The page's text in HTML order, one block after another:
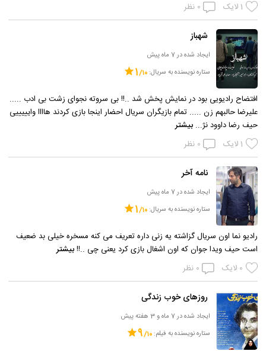
1لایک 0 نظر
شهباز
ایجاد شده در 7 ماه پیش
ستاره نویسنده به سریال:
1
افتضاح رادیویی بود در نمایش پخش شد ..!! بی سروته نجوای زشت بی ادب .....
علیرضا حالبهم زن ..... تمام بازیگران سریال احضار اینجا بازی کردند هاااا وایییییی
حیف رضا داوود نژ...بیشتر
1لایک 0 نظر
نامه آخر
ایجاد شده در 7 ماه پیش
ستاره نویسنده به سریال:
1
رادیو نما اون سریال گزاشته یه زنی داره تعریف می کنه مسخره خیلی بد ضعیف
است حیف ویدا جوان که اون اشغال بازی کرد یعنی چی ..!!بیشتر
0 لایک 0 نظر
روزهای خوب زندگی
ایجاد شده در 7 ماه و 3 هفته پیش
ستاره نویسنده به فیلم:
9